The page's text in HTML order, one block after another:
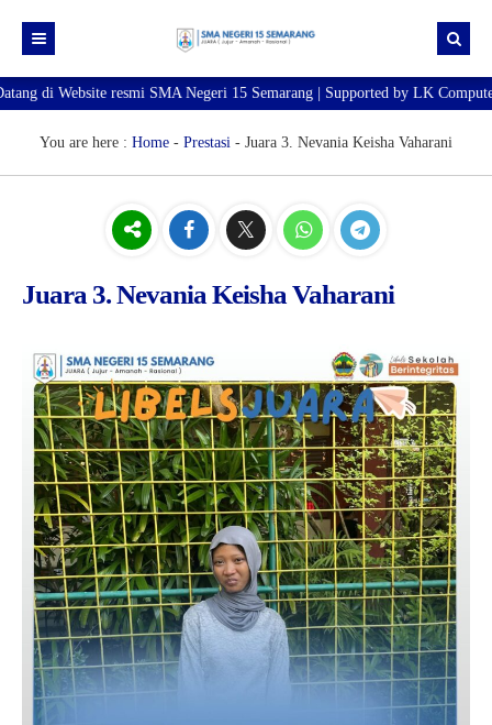
Beranda
Berita
Profil Sekolah
Sejarah SMA Negeri 15 Semarang
Profil Kepala Sekolah
Struktur Organisasi
Video
E-Pengaduan
di Website resmi SMA Negeri 15 Semarang | Supported by LK Computer
You are here : Home - Prestasi - Juara 3. Nevania Keisha Vaharani
Juara 3. Nevania Keisha Vaharani